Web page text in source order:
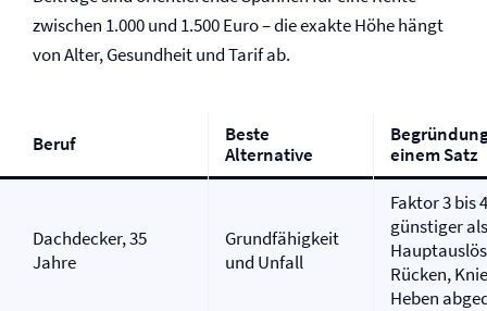
zwischen 1.000 und 1.500 Euro – die exakte Höhe hängt
von Alter, Gesundheit und Tarif ab.
Beruf
Beste
Alternative
einem Satz
Dachdecker, 35
Jahre
Grundfähigkeit
und Unfall
Faktor 3 bis 4
günstiger
Rücken,
Heben